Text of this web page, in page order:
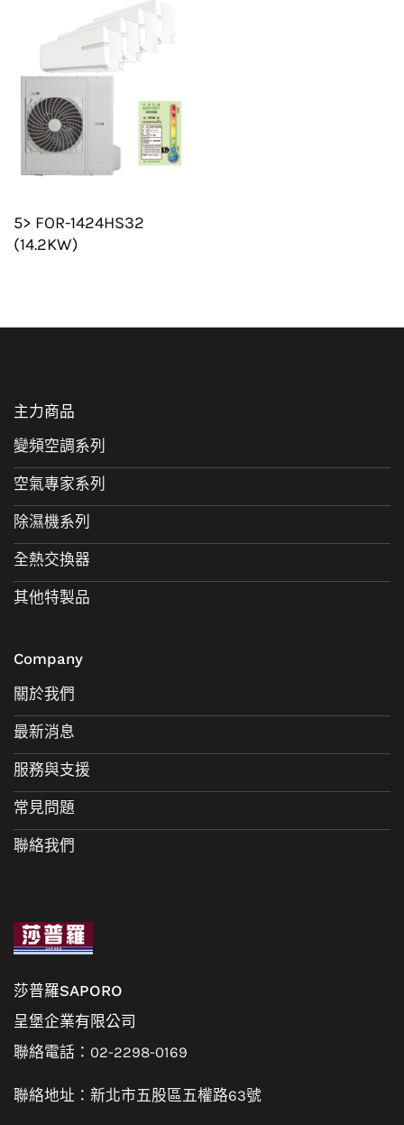
5> FOR-1424HS32
(14.2KW)
莎普羅SAPORO
呈堡企業有限公司
聯絡電話：02-2298-0169
聯絡地址：新北市五股區五權路63號
主力商品
變頻空調系列
空氣專家系列
除濕機系列
全熱交換器
其他特製品
Company
關於我們
最新消息
服務與支援
常見問題
聯絡我們